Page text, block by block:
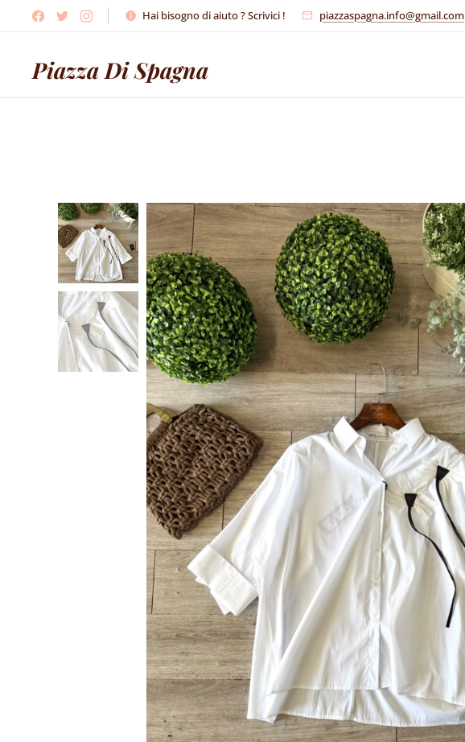
Hai bisogno di aiuto ? Scrivici ! piazzaspagna.info@gmail.com
Piazza Di Spagna